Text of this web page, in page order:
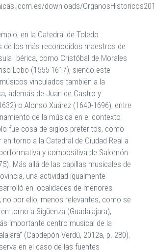
downloads/
en la Catedral de Toledo
de los más reconocidos maestros de
Ibérica, como Cristóbal de Morales
Lobo (1555-1617), siendo este
vinculados también a la
además de Juan de Castro y
o Alonso Xuárez (1640-1696), entre
de la música en el contexto
fue cosa de siglos pretéritos, como
torno a la Catedral de Ciudad Real a
y compositiva de Salomón
Más allá de las capillas musicales de
una actividad igualmente
en localidades de menores
no por ello, menos relevantes, como se
torno a Sigüenza (Guadalajara),
importante centro musical de la
(Capdepón Verdú, 2012a, p. 280).
en el caso de las fuentes